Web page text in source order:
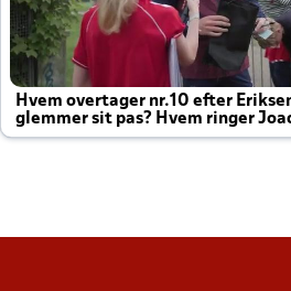
Hvem overtager nr.10 efter
glemmer sit pas? Hvem ringer
altid til efter kampe?